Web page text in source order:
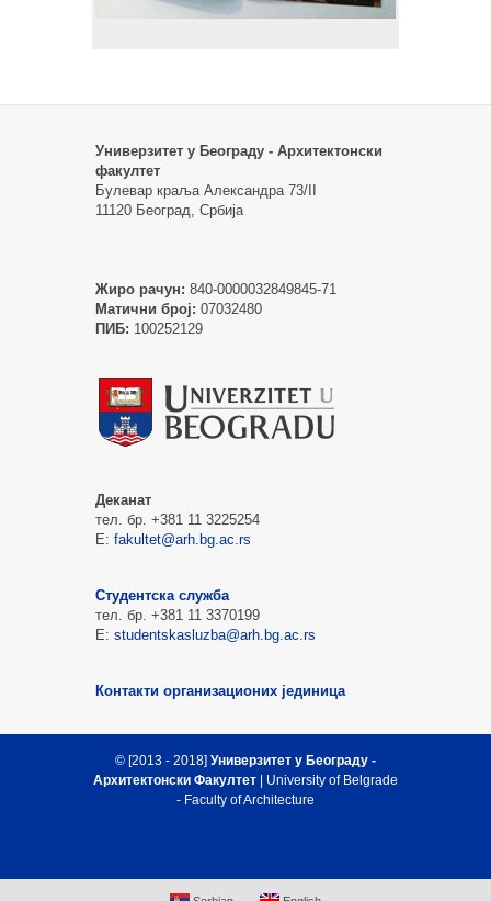
Универзитет у Београду - Архитектонски
факултет
Булевар краља Александра 73/II
11120 Београд, Србија
Жиро рачун: 840-0000032849845-71
Матични број: 07032480
ПИБ: 100252129
Деканат
тел. бр. +381 11 3225254
Е: fakultet@arh.bg.ac.rs
Студентска служба
тел. бр. +381 11 3370199
Е: studentskasluzba@arh.bg.ac.rs
Контакти организационих јединица
© [2013 - 2018] Универзитет у Београду -
Архитектонски Факултет | University of Belgrade
- Faculty of Architecture